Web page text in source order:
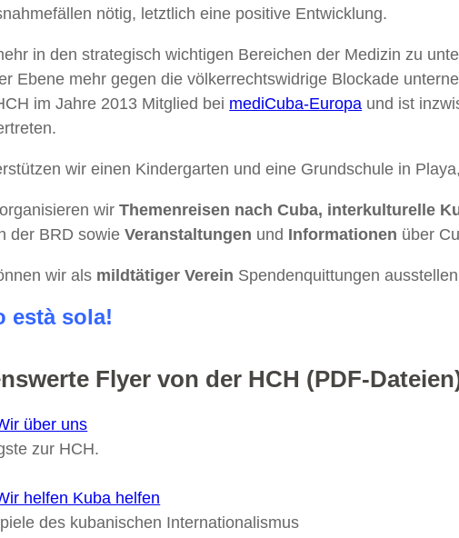
nötig, letztlich eine positive Entwicklung.
in den strategisch wichtigen Bereichen der Medizin zu
Ebene mehr gegen die völkerrechtswidrige Blockade
im Jahre 2013 Mitglied bei mediCuba-Europa und ist
wir einen Kindergarten und eine Grundschule in
wirThemenreisen nach Cuba, interkulturelle
der BRD sowieVeranstaltungen und Informationen über
wir als mildtätiger Verein Spendenquittungen
està sola!
Flyer von der HCH (PDF-
über uns
zur HCH.
helfen Kuba helfen
des kubanischen Internationalismus